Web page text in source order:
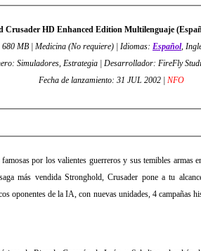
Crusader HD Enhanced Edition Multilenguaje
MB | Medicina (No requiere) | Idiomas: Español,
Estrategia | Desarrollador: FireFly Studios | Editor: FireFly
Fecha de lanzamiento: 31 JUL 2002 | NFO
famosas por los valientes guerreros y sus temibles armas
más vendida Stronghold, Crusader pone a tu
oponentes de la IA, con nuevas unidades, 4 campañas